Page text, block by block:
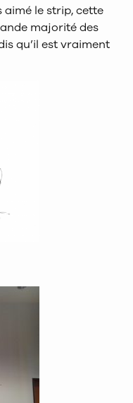
aimé le strip, cette
majorité des
qu’il est vraiment